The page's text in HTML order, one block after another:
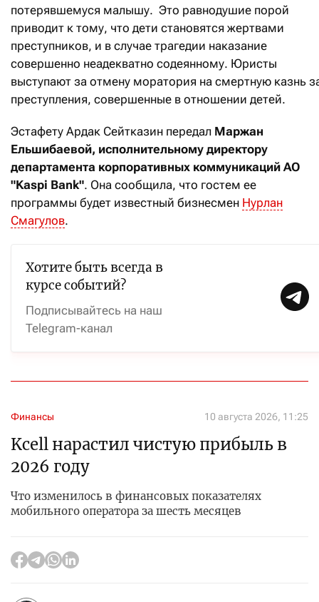
потерявшемуся малышу. Это равнодушие порой
приводит к тому, что дети становятся жертвами
преступников, и в случае трагедии наказание
совершенно неадекватно содеянному. Юристы
выступают за отмену моратория на смертную казнь
преступления, совершенные в отношении детей.
Эстафету Ардак Сейтказин передал Маржан
Ельшибаевой, исполнительному директору
департамента корпоративных коммуникаций АО
"Kaspi Bank". Она сообщила, что гостем ее
программы будет известный бизнесмен Нурлан
Смагулов.
Хотите быть всегда в
курсе событий?
Подписывайтесь на наш
Telegram-канал
Финансы 10 августа 2026, 11:25
Kcell нарастил чистую прибыль в
2026 году
Что изменилось в финансовых показателях
мобильного оператора за шесть месяцев